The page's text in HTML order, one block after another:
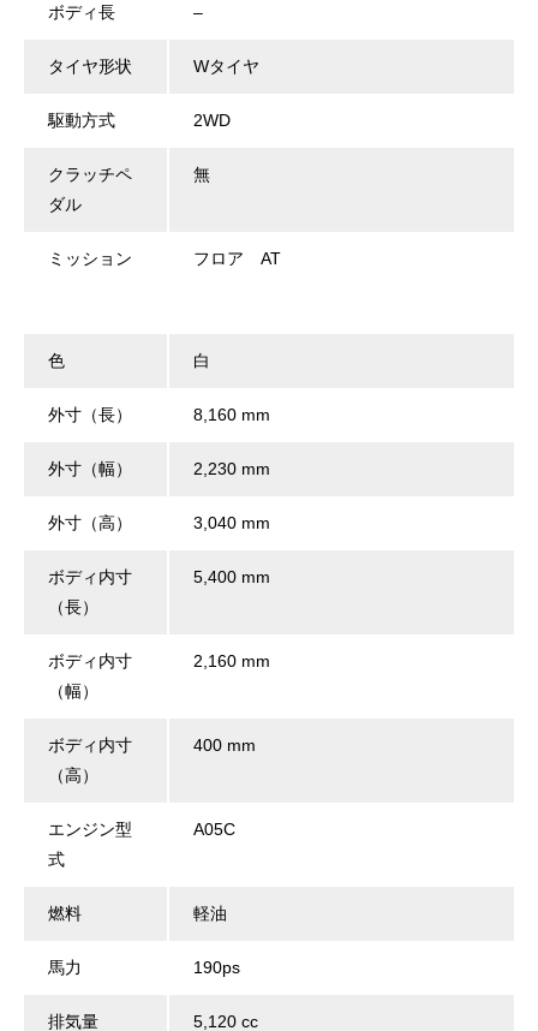
ボディ長 –
タイヤ形状 Wタイヤ
駆動方式 2WD
クラッチペ
ダル
無
ミッション フロア AT
色 白
外寸（長） 8,160 mm
外寸（幅） 2,230 mm
外寸（高） 3,040 mm
ボディ内寸
（長）
5,400 mm
ボディ内寸
（幅）
2,160 mm
ボディ内寸
（高）
400 mm
エンジン型
式
A05C
燃料 軽油
馬力 190ps
排気量 5,120 cc